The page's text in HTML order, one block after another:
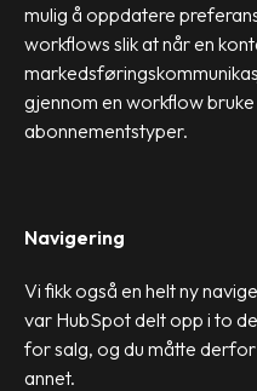
mulig å oppdatere
workflows slik at når en
gjennom en workflow
abonnementstyper.
Navigering
Vi fikk også en helt ny
var HubSpot delt opp i to
for salg, og du måtte
annet.